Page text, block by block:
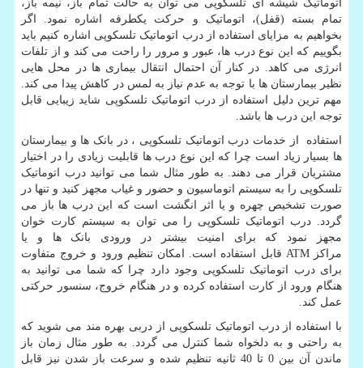
اتوماتیک شیشه ای تلسکوپی می توان به حالت تمام باز، نیمه باز،
تمام بسته (قفل)، اتوماتیک و حرکت یکطرفه اشاره نمود. اگر
بخواهیم به مزایای استفاده از درب اتوماتیک تلسکوپی اشاره کنیم باید
بگوییم که این نوع درب ها، عبور و مرور را راحت می کند و از تلفات
انرژی می کاهد. در کنار آن احتمال انتقال بیماری ها در محل هایی
نظیر بیمارستان ها با توجه به عدم نیاز به لمس در کاهش پیدا می کند.
مهم ترین دلیل استفاده از درب اتوماتیک تلسکوپی شاید زیبایی قابل
توجه این درب ها باشد.
استفاده از خدمات درب اتوماتیک تلسکوپی ، در بانک ها و بیمارستان
ها بسیار زیاد است چرا که این نوع درب ها قابلیت زیادی را در اختیار
مشتریان قرار می دهند. به طور مثال شما می توانید درب اتوماتیک
تلسکوپی را به سیستم اتوماسیون و حضور و غیاب مجهز کنید و تنها در
صورت تشخیص چهره و یا اثر انگشت است که این درب ها باز می
گردد. درب اتوماتیک تلسکوپی را می توان به سیستم کارت خوان
مجهز نمود که برای امنیت بیشتر در ورودی بانک ها و یا
مراکزATM قابل استفاده است. امکان تنظیم ورود و خروج متفاوت
برای درب اتوماتیک تلسکوپی وجود دارد چرا که شما می توانید به
هنگام ورود از کارت استفاده کرده و در هنگام خروج، سنسور حرکتی
عمل کند.
با استفاده از درب اتوماتیک تلسکوپی از دربی بهره مند می شوید که
به راحتی و به دلخواه شما کنترل می گردد. به طور مثال زمان باز
ماندن آن بین 0 تا 40 ثانیه تنظیم شده و سرعت باز شدن نیز قابل